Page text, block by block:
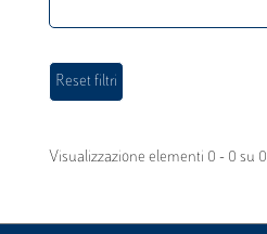
Visualizzazione elementi 0 - 0 su 0